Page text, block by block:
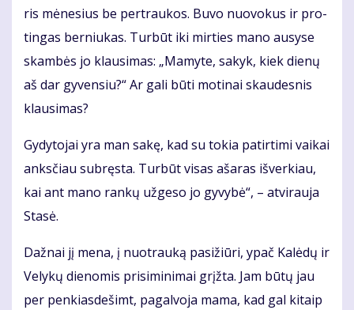
ris mė­ne­sius be per­trau­kos. Bu­vo nuo­vo­kus ir pro­
tin­gas ber­niu­kas. Tur­būt iki mir­ties ma­no au­sy­se
skam­bės jo klau­si­mas: „Ma­my­te, sa­kyk, kiek die­nų
aš dar gy­ven­siu?“ Ar ga­li bū­ti mo­ti­nai skau­des­nis
klau­si­mas?
Gy­dy­to­jai yra man sa­kę, kad su to­kia pa­tir­ti­mi vai­kai
anks­čiau su­bręs­ta. Tur­būt vi­sas aša­ras iš­ver­kiau,
kai ant ma­no ran­kų už­ge­so jo gy­vy­bė“, – at­vi­rau­ja
Sta­sė.
Daž­nai jį me­na, į nuo­trau­ką pa­si­žiū­ri, ypač Ka­lė­dų ir
Ve­ly­kų die­no­mis pri­si­mi­ni­mai grįž­ta. Jam bū­tų jau
per pen­kias­de­šimt, pa­gal­vo­ja ma­ma, kad gal ki­taip